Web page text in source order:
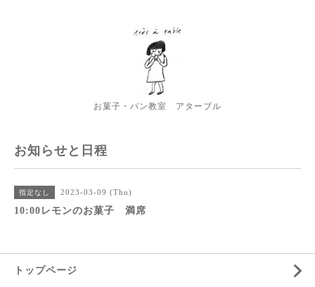
お菓子・パン教室 アターブル
お知らせと日程
指定なし 2023-03-09 (Thu)
10:00レモンのお菓子 満席
トップページ